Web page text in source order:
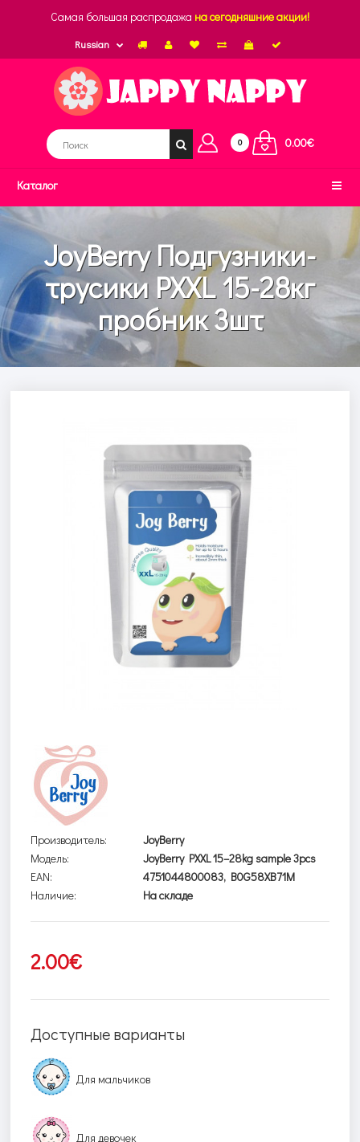
Самая большая распродажа на сегодняшние акции!
Russian
0 0.00€
Каталог
JoyBerry Подгузники-
трусики PXXL 15-28кг
пробник 3шт
Производитель:
JoyBerry
Модель:
JoyBerry PXXL 15–28kg sample 3pcs
EAN:
4751044800083, B0G58XB71M
Наличие:
На складе
2.00€
Доступные варианты
Для мальчиков
Для девочек